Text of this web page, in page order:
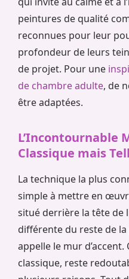
peintures de qualité
reconnues pour leur
profondeur de leurs
de projet. Pour une
de chambre adulte, de
être adaptées.
L’Incontournable
Classique mais
La technique la plus
simple à mettre en
situé derrière la tête de
différente du reste de la
appelle le mur
classique, reste